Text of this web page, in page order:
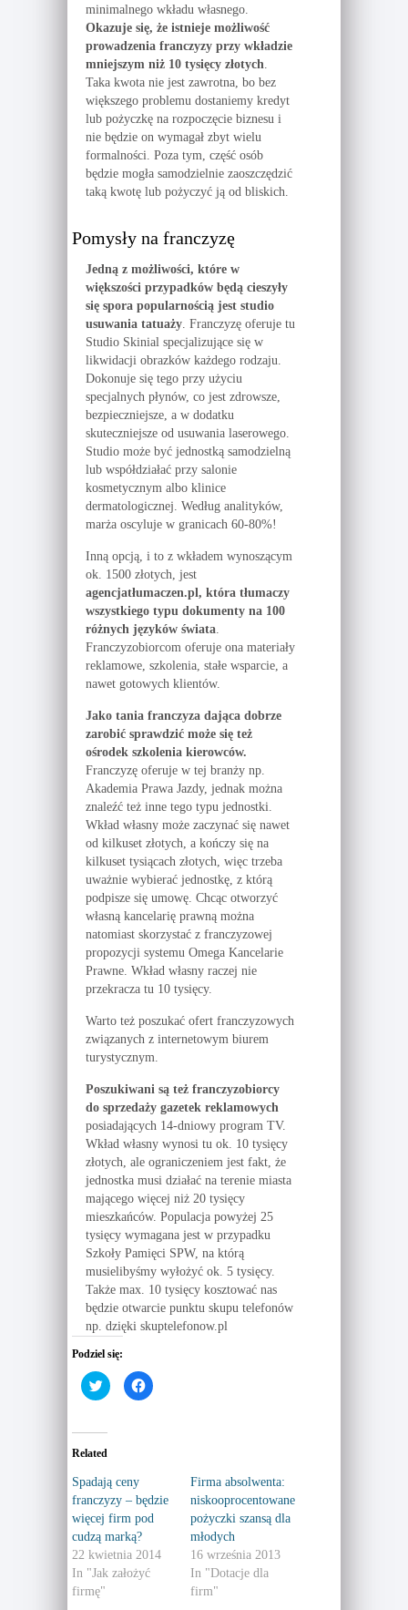
minimalnego wkładu własnego.
Okazuje się, że istnieje możliwość
prowadzenia franczyzy przy wkładzie
mniejszym niż 10 tysięcy złotych.
Taka kwota nie jest zawrotna, bo bez
większego problemu dostaniemy kredyt
lub pożyczkę na rozpoczęcie biznesu i
nie będzie on wymagał zbyt wielu
formalności. Poza tym, część osób
będzie mogła samodzielnie zaoszczędzić
taką kwotę lub pożyczyć ją od bliskich.
Pomysły na franczyzę
Jedną z możliwości, które w
większości przypadków będą cieszyły
się spora popularnością jest studio
usuwania tatuaży. Franczyzę oferuje tu
Studio Skinial specjalizujące się w
likwidacji obrazków każdego rodzaju.
Dokonuje się tego przy użyciu
specjalnych płynów, co jest zdrowsze,
bezpieczniejsze, a w dodatku
skuteczniejsze od usuwania laserowego.
Studio może być jednostką samodzielną
lub współdziałać przy salonie
kosmetycznym albo klinice
dermatologicznej. Według analityków,
marża oscyluje w granicach 60-80%!
Inną opcją, i to z wkładem wynoszącym
ok. 1500 złotych, jest
agencjatłumaczen.pl, która tłumaczy
wszystkiego typu dokumenty na 100
różnych języków świata.
Franczyzobiorcom oferuje ona materiały
reklamowe, szkolenia, stałe wsparcie, a
nawet gotowych klientów.
Jako tania franczyza dająca dobrze
zarobić sprawdzić może się też
ośrodek szkolenia kierowców.
Franczyzę oferuje w tej branży np.
Akademia Prawa Jazdy, jednak można
znaleźć też inne tego typu jednostki.
Wkład własny może zaczynać się nawet
od kilkuset złotych, a kończy się na
kilkuset tysiącach złotych, więc trzeba
uważnie wybierać jednostkę, z którą
podpisze się umowę. Chcąc otworzyć
własną kancelarię prawną można
natomiast skorzystać z franczyzowej
propozycji systemu Omega Kancelarie
Prawne. Wkład własny raczej nie
przekracza tu 10 tysięcy.
Warto też poszukać ofert franczyzowych
związanych z internetowym biurem
turystycznym.
Poszukiwani są też franczyzobiorcy
do sprzedaży gazetek reklamowych
posiadających 14-dniowy program TV.
Wkład własny wynosi tu ok. 10 tysięcy
złotych, ale ograniczeniem jest fakt, że
jednostka musi działać na terenie miasta
mającego więcej niż 20 tysięcy
mieszkańców. Populacja powyżej 25
tysięcy wymagana jest w przypadku
Szkoły Pamięci SPW, na którą
musielibyśmy wyłożyć ok. 5 tysięcy.
Także max. 10 tysięcy kosztować nas
będzie otwarcie punktu skupu telefonów
np. dzięki skuptelefonow.pl
Podziel się:
C
l
t
o
s
a
r
e
o
n
T
w
i
t
t
e
C
l
e
o
n
a
c
e
b
Related
Spadają ceny
franczyzy – będzie
więcej firm pod
cudzą marką?
22 kwietnia 2014
In "Jak założyć
firmę"
Firma absolwenta:
niskooprocentowane
pożyczki szansą dla
młodych
16 września 2013
In "Dotacje dla
firm"